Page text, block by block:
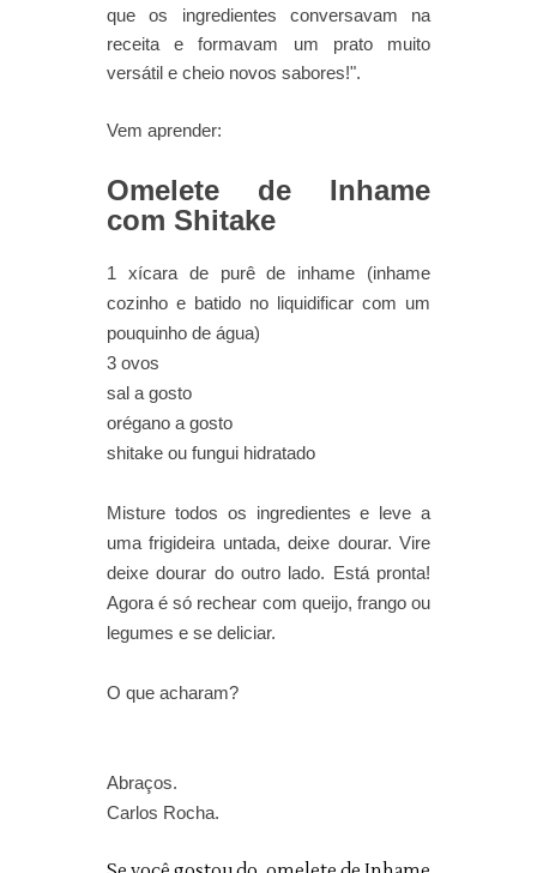
que os ingredientes conversavam na
receita e formavam um prato muito
versátil e cheio novos sabores!".
Vem aprender:
Omelete de Inhame
com Shitake
1 xícara de purê de inhame (inhame
cozinho e batido no liquidificar com um
pouquinho de água)
3 ovos
sal a gosto
orégano a gosto
shitake ou fungui hidratado
Misture todos os ingredientes e leve a
uma frigideira untada, deixe dourar. Vire
deixe dourar do outro lado. Está pronta!
Agora é só rechear com queijo, frango ou
legumes e se deliciar.
O que acharam?
Abraços.
Carlos Rocha.